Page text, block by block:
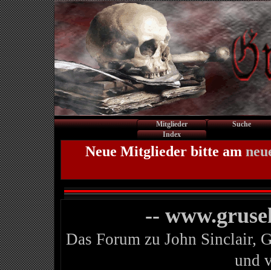
Mitglieder
Suche
Index
Neue Mitglieder bitte am
--
Das Forum zu John Sinclair,
und